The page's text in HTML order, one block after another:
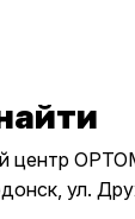
центр
ул.